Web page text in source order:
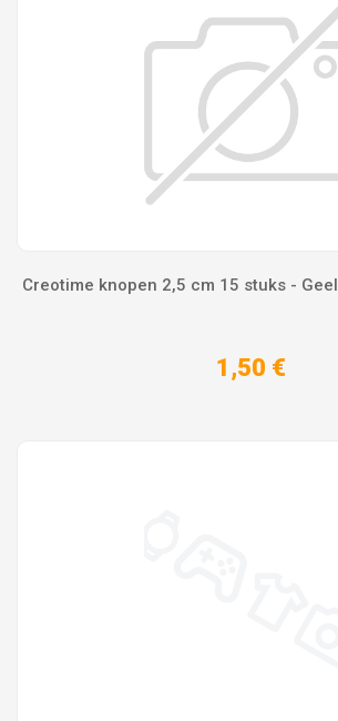
Creotime knopen 2,5 cm 15 stuks - Geel
1,50 €